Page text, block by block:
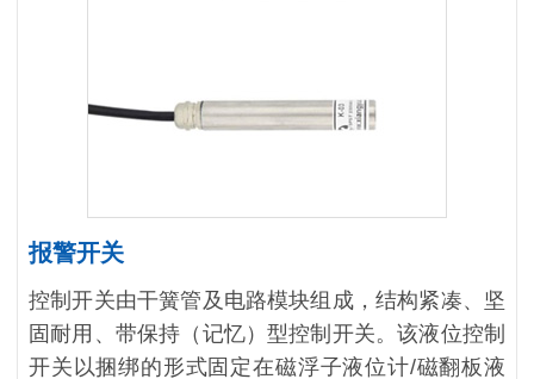
报警开关
控制开关由干簧管及电路模块组成，结构紧凑、坚
固耐用、带保持（记忆）型控制开关。该液位控制
开关以捆绑的形式固定在磁浮子液位计/磁翻板液